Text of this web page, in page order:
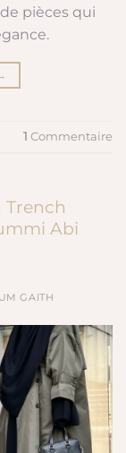
pièces qui
1 Commentaire
Abi
GAITH